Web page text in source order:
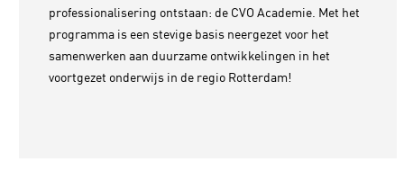
professionalisering ontstaan: de CVO Academie. Met het
programma is een stevige basis neergezet voor het
samenwerken aan duurzame ontwikkelingen in het
voortgezet onderwijs in de regio Rotterdam!